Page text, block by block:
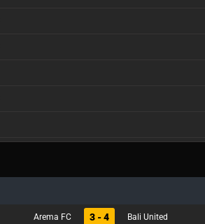
Arema FC 3 - 4 Bali United